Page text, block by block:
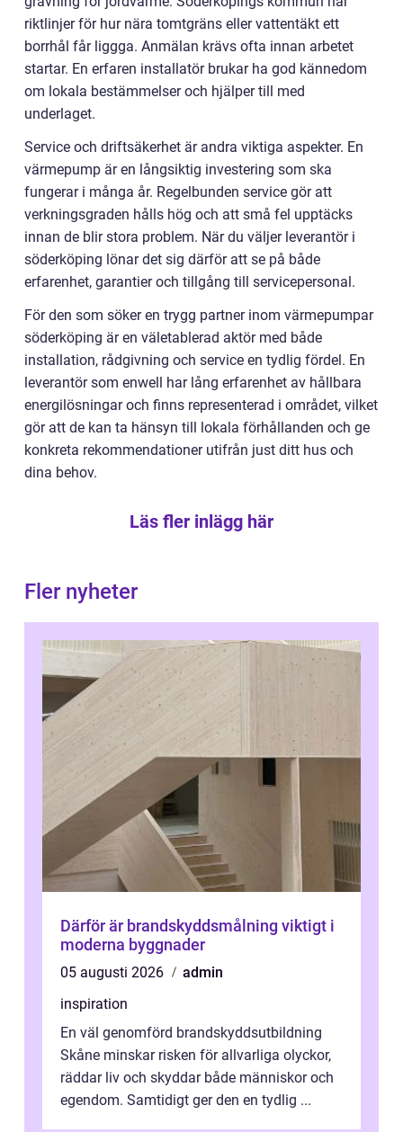
riktlinjer för hur nära tomtgräns eller vattentäkt ett
borrhål får liggga. Anmälan krävs ofta innan arbetet
startar. En erfaren installatör brukar ha god kännedom
om lokala bestämmelser och hjälper till med
underlaget.
Service och driftsäkerhet är andra viktiga aspekter. En
värmepump är en långsiktig investering som ska
fungerar i många år. Regelbunden service gör att
verkningsgraden hålls hög och att små fel upptäcks
innan de blir stora problem. När du väljer leverantör i
söderköping lönar det sig därför att se på både
erfarenhet, garantier och tillgång till servicepersonal.
För den som söker en trygg partner inom värmepumpar
söderköping är en väletablerad aktör med både
installation, rådgivning och service en tydlig fördel. En
leverantör som enwell har lång erfarenhet av hållbara
energilösningar och finns representerad i området, vilket
gör att de kan ta hänsyn till lokala förhållanden och ge
konkreta rekommendationer utifrån just ditt hus och
dina behov.
Läs fler inlägg här
Fler nyheter
Därför är brandskyddsmålning viktigt i
moderna byggnader
05 augusti 2026
admin
inspiration
En väl genomförd brandskyddsutbildning
Skåne minskar risken för allvarliga olyckor,
räddar liv och skyddar både människor och
egendom. Samtidigt ger den en tydlig ...